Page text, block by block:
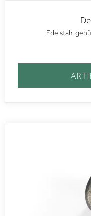
Edelstahl